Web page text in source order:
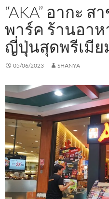
“AKA” อากะ ส
พาร์ค ร้านอาห
ญี่ปุ่นสุดพรีเมีย
05/06/2023 SHANYA